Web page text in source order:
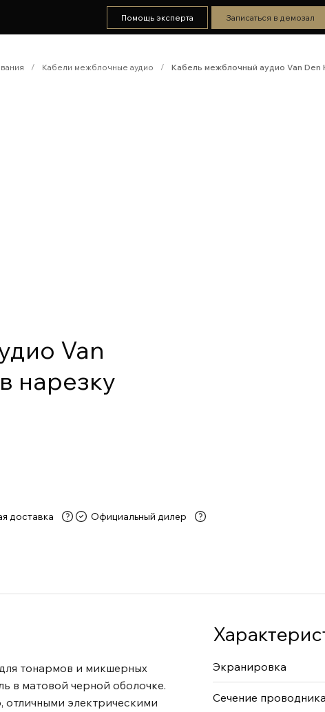
Помощь эксперта Записаться в демозал
/ Кабели межблочные аудио / Кабель межблочный аудио Van Den
Van
нарезку
доставка Официальный дилер
тонармов и микшерных
в матовой черной оболочке.
отличными электрическими
Экранировка
Сечение